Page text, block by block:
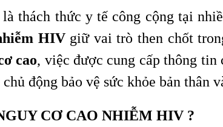
thách thức y tế công cộng tại
HIVgiữ vai trò then chốt
cao, việc được cung cấp thông tin
động bảo vệ sức khỏe bản thân
CƠ CAO NHIỄM HIV ?